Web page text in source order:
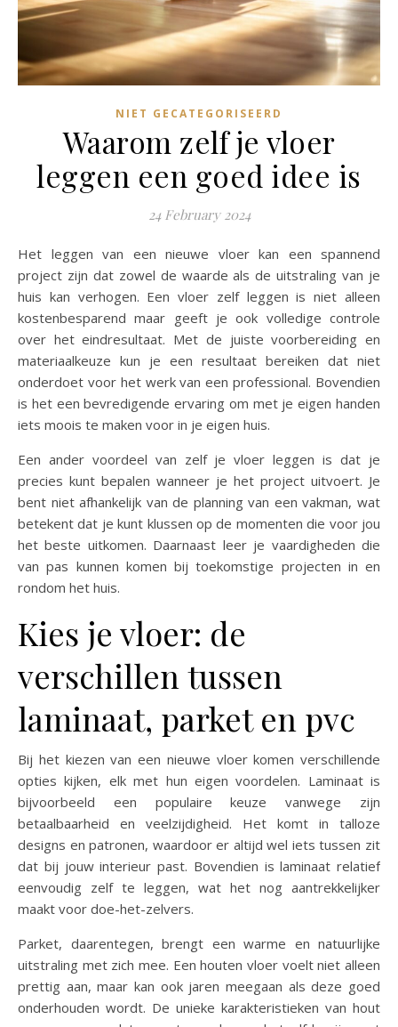
NIET GECATEGORISEERD
Waarom zelf je vloer
leggen een goed idee is
24 February 2024
Het leggen van een nieuwe vloer kan een spannend
project zijn dat zowel de waarde als de uitstraling van je
huis kan verhogen. Een vloer zelf leggen is niet alleen
kostenbesparend maar geeft je ook volledige controle
over het eindresultaat. Met de juiste voorbereiding en
materiaalkeuze kun je een resultaat bereiken dat niet
onderdoet voor het werk van een professional. Bovendien
is het een bevredigende ervaring om met je eigen handen
iets moois te maken voor in je eigen huis.
Een ander voordeel van zelf je vloer leggen is dat je
precies kunt bepalen wanneer je het project uitvoert. Je
bent niet afhankelijk van de planning van een vakman, wat
betekent dat je kunt klussen op de momenten die voor jou
het beste uitkomen. Daarnaast leer je vaardigheden die
van pas kunnen komen bij toekomstige projecten in en
rondom het huis.
Kies je vloer: de
verschillen tussen
laminaat, parket en pvc
Bij het kiezen van een nieuwe vloer komen verschillende
opties kijken, elk met hun eigen voordelen. Laminaat is
bijvoorbeeld een populaire keuze vanwege zijn
betaalbaarheid en veelzijdigheid. Het komt in talloze
designs en patronen, waardoor er altijd wel iets tussen zit
dat bij jouw interieur past. Bovendien is laminaat relatief
eenvoudig zelf te leggen, wat het nog aantrekkelijker
maakt voor doe-het-zelvers.
Parket, daarentegen, brengt een warme en natuurlijke
uitstraling met zich mee. Een houten vloer voelt niet alleen
prettig aan, maar kan ook jaren meegaan als deze goed
onderhouden wordt. De unieke karakteristieken van hout